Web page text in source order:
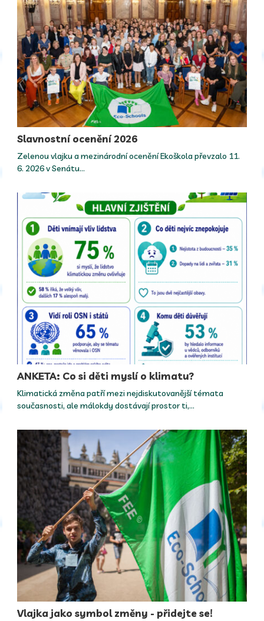
Slavnostní ocenění 2026
Zelenou vlajku a mezinárodní ocenění Ekoškola převzalo 11.
6. 2026 v Senátu…
ANKETA: Co si děti myslí o klimatu?
Klimatická změna patří mezi nejdiskutovanější témata
současnosti, ale málokdy dostávají prostor ti,…
Vlajka jako symbol změny - přidejte se!